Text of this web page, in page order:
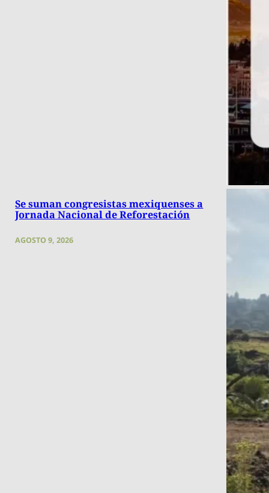
Se suman congresistas mexiquenses a
Jornada Nacional de Reforestación
AGOSTO 9, 2026